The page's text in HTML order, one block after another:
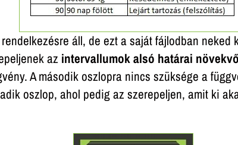
áll, de ezt a saját fájlodban neked
az intervallumok alsó határai
A második oszlopra nincs szüksége a
oszlop, ahol pedig az szerepeljen, amit ki